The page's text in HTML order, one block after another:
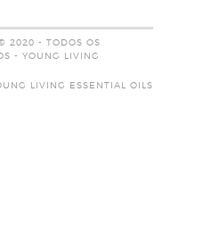
2020 - TODOS OS
- YOUNG LIVING
LIVING ESSENTIAL OILS